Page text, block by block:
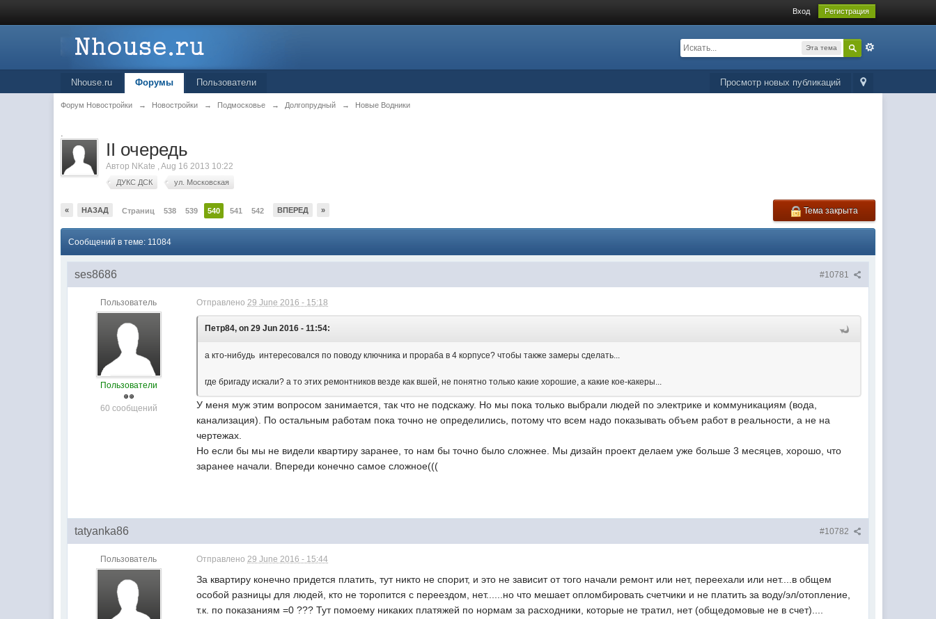
Вход Регистрация
Эта тема
Просмотр новых публикаций
Nhouse.ru Форумы Пользователи
Форум Новостройки → Новостройки → Подмосковье → Долгопрудный → Новые Водники
.
II очередь
Автор NKate ,Aug 16 2013 10:22
ДУКС ДСК ул. Московская
« НАЗАД Страниц 538 539 540 541 542 ВПЕРЕД » Тема закрыта
Сообщений в теме: 11084
#10781
ses8686
Пользователь
Пользователи
60 сообщений
Отправлено29 June 2016 - 15:18
Петр84, on 29 Jun 2016 - 11:54:
а кто-нибудь интересовался по поводу ключника и прораба в 4 корпусе? чтобы также замеры сделать...
где бригаду искали? а то этих ремонтников везде как вшей, не понятно только какие хорошие, а какие кое-какеры...
У меня муж этим вопросом занимается, так что не подскажу. Но мы пока только выбрали людей по электрике и коммуникациям (вода,
канализация). По остальным работам пока точно не определились, потому что всем надо показывать объем работ в реальности, а не на
чертежах.
Но если бы мы не видели квартиру заранее, то нам бы точно было сложнее. Мы дизайн проект делаем уже больше 3 месяцев, хорошо, что
заранее начали. Впереди конечно самое сложное(((
#10782
tatyanka86
Пользователь Отправлено29 June 2016 - 15:44
За квартиру конечно придется платить, тут никто не спорит, и это не зависит от того начали ремонт или нет, переехали или нет....в общем
особой разницы для людей, кто не торопится с переездом, нет......но что мешает опломбировать счетчики и не платить за воду/эл/отопление,
т.к. по показаниям =0 ??? Тут помоему никаких платяжей по нормам за расходники, которые не тратил, нет (общедомовые не в счет)....